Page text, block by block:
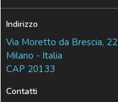
Indirizzo
Via Moretto da Brescia, 22
Milano - Italia
CAP 20133
Contatti